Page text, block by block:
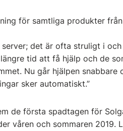
för samtliga produkter
det är ofta struligt i
tid att få hjälp och de
Nu går hjälpen snabbare
sker automatiskt.”
de första spadtagen för
våren och sommaren 2019.